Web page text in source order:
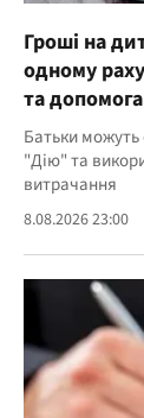
Гроші на
одному
та
Батьки
"Дію" та
витрачання
8.08.2026 23:00